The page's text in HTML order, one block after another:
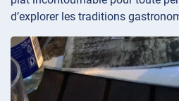
d’explorer les traditions